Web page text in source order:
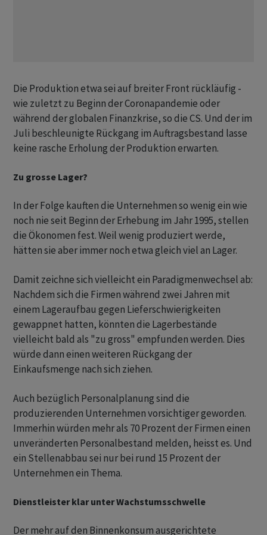
Die Produktion etwa sei auf breiter Front rückläufig -
wie zuletzt zu Beginn der Coronapandemie oder
während der globalen Finanzkrise, so die CS. Und der im
Juli beschleunigte Rückgang im Auftragsbestand lasse
keine rasche Erholung der Produktion erwarten.
Zu grosse Lager?
In der Folge kauften die Unternehmen so wenig ein wie
noch nie seit Beginn der Erhebung im Jahr 1995, stellen
die Ökonomen fest. Weil wenig produziert werde,
hätten sie aber immer noch etwa gleich viel an Lager.
Damit zeichne sich vielleicht ein Paradigmenwechsel ab:
Nachdem sich die Firmen während zwei Jahren mit
einem Lageraufbau gegen Lieferschwierigkeiten
gewappnet hatten, könnten die Lagerbestände
vielleicht bald als "zu gross" empfunden werden. Dies
würde dann einen weiteren Rückgang der
Einkaufsmenge nach sich ziehen.
Auch bezüglich Personalplanung sind die
produzierenden Unternehmen vorsichtiger geworden.
Immerhin würden mehr als 70 Prozent der Firmen einen
unveränderten Personalbestand melden, heisst es. Und
ein Stellenabbau sei nur bei rund 15 Prozent der
Unternehmen ein Thema.
Dienstleister klar unter Wachstumsschwelle
Der mehr auf den Binnenkonsum ausgerichtete